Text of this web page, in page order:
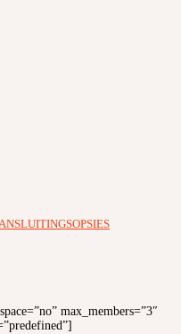
max_members=”3″